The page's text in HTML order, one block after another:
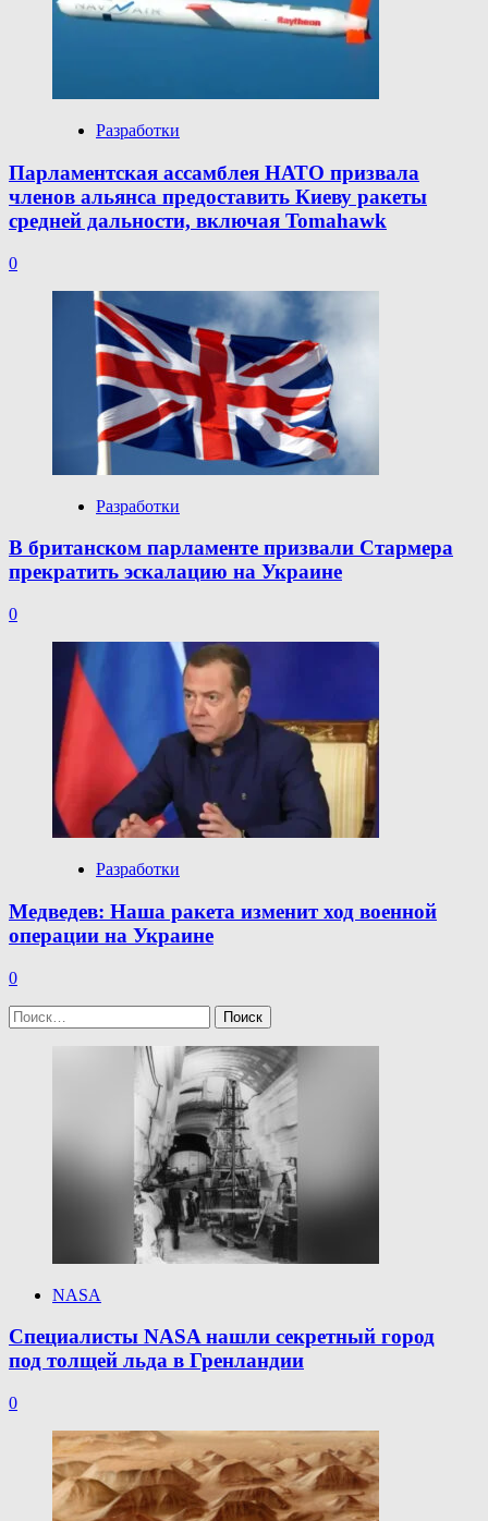
Разработки
Парламентская ассамблея НАТО призвала
членов альянса предоставить Киеву ракеты
средней дальности, включая Tomahawk
0
Разработки
В британском парламенте призвали Стармера
прекратить эскалацию на Украине
0
Разработки
Медведев: Наша ракета изменит ход военной
операции на Украине
0
Найти:
NASA
Специалисты NASA нашли секретный город
под толщей льда в Гренландии
0